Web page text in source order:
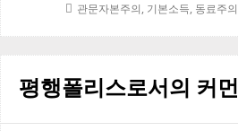
본
에
먼
즈
관문자본주의, 기본소득, 동료주의
평행폴리스로서의 커